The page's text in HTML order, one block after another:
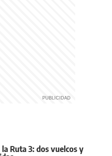
Ruta 3: dos vuelcos y